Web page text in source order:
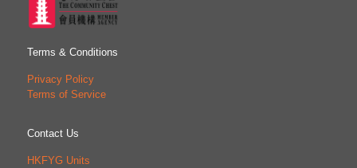
Terms & Conditions
Privacy Policy
Terms of Service
Contact Us
HKFYG Units